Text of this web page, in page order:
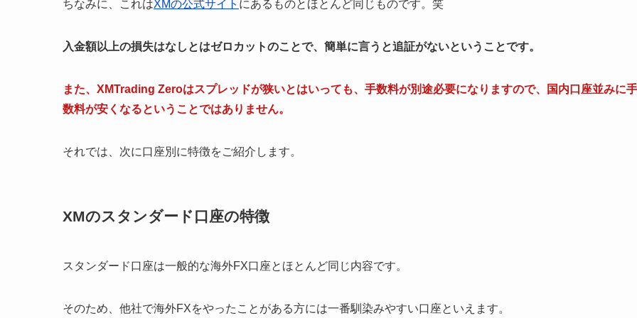
ちなみに、これはXMの公式サイト にあるものとほとんど同じものです。笑
入金額以上の損失はなしとはゼロカットのことで、簡単に言うと追証がないということです。
また、XMTrading Zeroはスプレッドが狭いとはいっても、手数料が別途必要になりますので、国内口座並みに手
数料が安くなるということではありません。
それでは、次に口座別に特徴をご紹介します。
XMのスタンダード口座の特徴
スタンダード口座は一般的な海外FX口座とほとんど同じ内容です。
そのため、他社で海外FXをやったことがある方には一番馴染みやすい口座といえます。